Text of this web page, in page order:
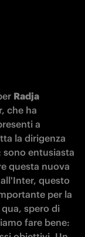
Radja
che ha
a
la dirigenza
entusiasta
questa nuova
questo
per la
spero di
fare bene: